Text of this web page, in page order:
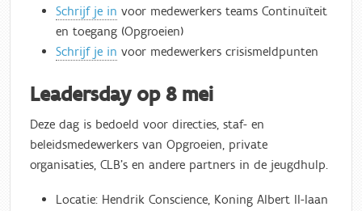
Schrijf je in voor medewerkers teams Continuïteit
en toegang (Opgroeien)
Schrijf je in voor medewerkers crisismeldpunten
Leadersday op 8 mei
Deze dag is bedoeld voor directies, staf- en
beleidsmedewerkers van Opgroeien, private
organisaties, CLB's en andere partners in de jeugdhulp.
Locatie: Hendrik Conscience, Koning Albert II-laan